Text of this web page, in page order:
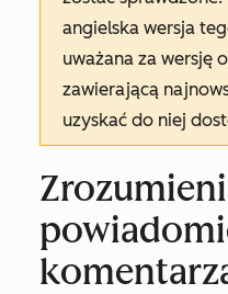
angielska wersja
uważana za wersję
zawierającą
uzyskać do niej